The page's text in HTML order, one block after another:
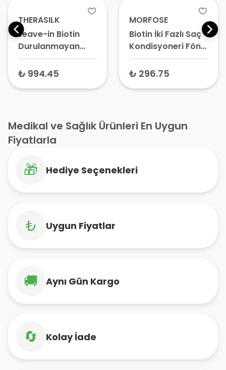
THERASILK
Leave-in Biotin
Durulanmayan
Saç Spreyi 200 ml
₺ 994.45
MORFOSE
Biotin İki Fazlı Saç
Kondisyoneri Fön
Suyu 400 ml
₺ 296.75
Medikal ve Sağlık Ürünleri En Uygun
Fiyatlarla
🎁 Hediye Seçenekleri
₺ Uygun Fiyatlar
🚚 Aynı Gün Kargo
🔄 Kolay İade